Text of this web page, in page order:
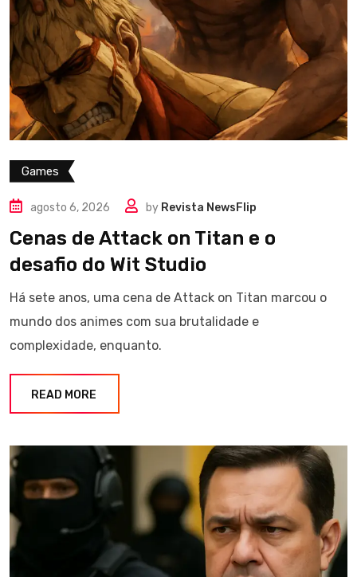
Games
agosto 6, 2026 by Revista NewsFlip
Cenas de Attack on Titan e o
desafio do Wit Studio
Há sete anos, uma cena de Attack on Titan marcou o
mundo dos animes com sua brutalidade e
complexidade, enquanto.
READ MORE